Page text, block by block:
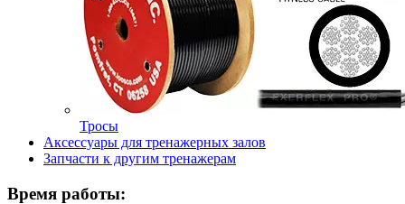
Тросы
Аксессуары для тренажерных залов
Запчасти к другим тренажерам
Время работы: